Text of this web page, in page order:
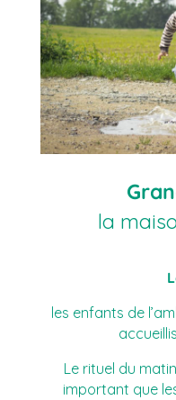
la
les enfants de
Le rituel du
important que